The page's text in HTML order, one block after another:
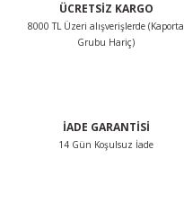
ÜCRETSİZ KARGO
8000 TL Üzeri alışverişlerde (Kaporta
Grubu Hariç)
İADE GARANTİSİ
14 Gün Koşulsuz İade